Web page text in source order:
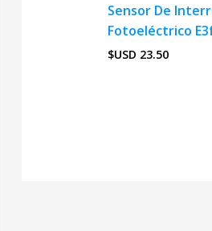
Sensor De
Fotoeléctrico
$USD 23.50